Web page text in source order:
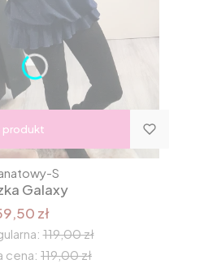
produkt
S
Galaxy
zł
119,00 zł
cena: 119,00 zł